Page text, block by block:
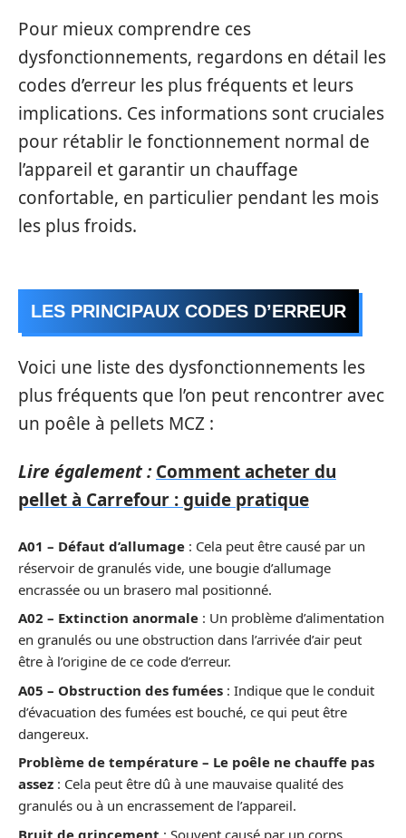
Pour mieux comprendre ces
dysfonctionnements, regardons en détail les
codes d’erreur les plus fréquents et leurs
implications. Ces informations sont cruciales
pour rétablir le fonctionnement normal de
l’appareil et garantir un chauffage
confortable, en particulier pendant les mois
les plus froids.
LES PRINCIPAUX CODES D’ERREUR
Voici une liste des dysfonctionnements les
plus fréquents que l’on peut rencontrer avec
un poêle à pellets MCZ :
Lire également : Comment acheter du
pellet à Carrefour : guide pratique
A01 – Défaut d’allumage : Cela peut être causé par un
réservoir de granulés vide, une bougie d’allumage
encrassée ou un brasero mal positionné.
A02 – Extinction anormale : Un problème d’alimentation
en granulés ou une obstruction dans l’arrivée d’air peut
être à l’origine de ce code d’erreur.
A05 – Obstruction des fumées : Indique que le conduit
d’évacuation des fumées est bouché, ce qui peut être
dangereux.
Problème de température – Le poêle ne chauffe pas
assez : Cela peut être dû à une mauvaise qualité des
granulés ou à un encrassement de l’appareil.
Bruit de grincement : Souvent causé par un corps